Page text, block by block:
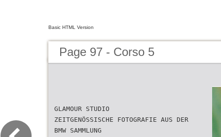
Basic HTML Version
Page 97 - Corso 5
GLAMOUR STUDIO
ZEITGENÖSSISCHE FOTOGRAFIE AUS DER
BMW SAMMLUNG